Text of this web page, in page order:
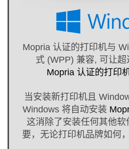
Mopria 认证的打印机与
式 (WPP) 兼容, 可让
Mopria 认证的打印
当安装新打印机且
Windows 将自动安装
这消除了安装任何其他
要，无论打印机品牌如何